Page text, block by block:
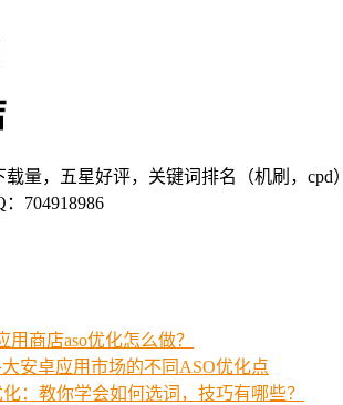
量，五星好评，关键词排名（机刷，cpd）
704918986
用商店aso优化怎么做？
大安卓应用市场的不同ASO优化点
：教你学会如何选词，技巧有哪些？